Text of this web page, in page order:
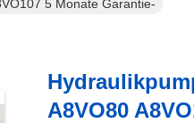
A8VO80 A8VO107 5 Monate Garantie-
A8VO80